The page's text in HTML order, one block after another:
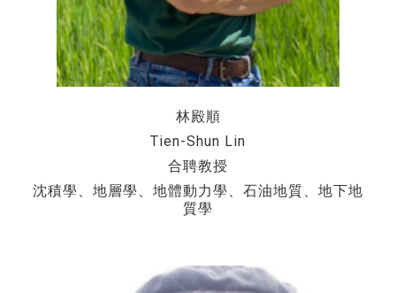
林殿順
Tien-Shun Lin
合聘教授
沈積學、地層學、地體動力學、石油地質、地下地
質學